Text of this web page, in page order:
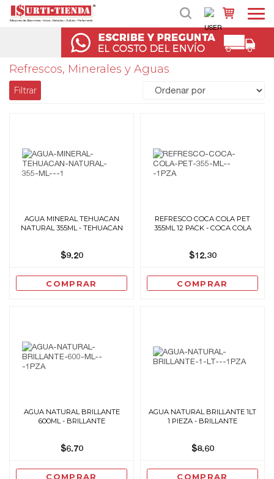
Refrescos, Minerales y Aguas
Filtrar
AGUA MINERAL TEHUACAN
NATURAL 355ML - TEHUACAN
$9.20
COMPRAR
REFRESCO COCA COLA PET
355ML 12 PACK - COCA COLA
$12.30
COMPRAR
AGUA NATURAL BRILLANTE
600ML - BRILLANTE
$6.70
COMPRAR
AGUA NATURAL BRILLANTE 1LT
1 PIEZA - BRILLANTE
$8.60
COMPRAR